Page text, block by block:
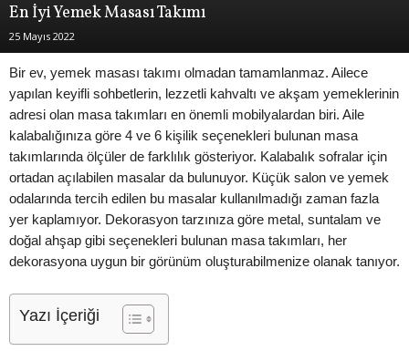
En İyi Yemek Masası Takımı
25 Mayıs 2022
Bir ev, yemek masası takımı olmadan tamamlanmaz. Ailece
yapılan keyifli sohbetlerin, lezzetli kahvaltı ve akşam yemeklerinin
adresi olan masa takımları en önemli mobilyalardan biri. Aile
kalabalığınıza göre 4 ve 6 kişilik seçenekleri bulunan masa
takımlarında ölçüler de farklılık gösteriyor. Kalabalık sofralar için
ortadan açılabilen masalar da bulunuyor. Küçük salon ve yemek
odalarında tercih edilen bu masalar kullanılmadığı zaman fazla
yer kaplamıyor. Dekorasyon tarzınıza göre metal, suntalam ve
doğal ahşap gibi seçenekleri bulunan masa takımları, her
dekorasyona uygun bir görünüm oluşturabilmenize olanak tanıyor.
Yazı İçeriği